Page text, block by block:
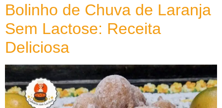
Bolinho de Chuva de Laranja
Sem Lactose: Receita
Deliciosa